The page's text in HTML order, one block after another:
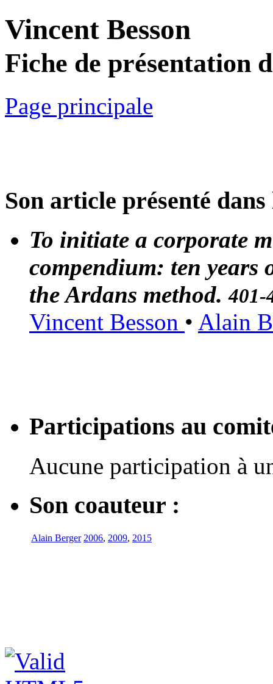
Vincent Besson
Fiche de présentation
Page principale
Son article présenté
To initiate a corporate
compendium: ten
the Ardans method.401-
Vincent Besson • Alain
Participations au
Aucune participation à
Son coauteur :
Alain Berger 2006, 2009, 2015